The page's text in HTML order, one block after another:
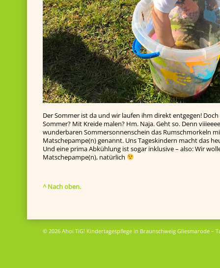
Der Sommer ist da und wir laufen ihm direkt entgegen!
Sommer? Mit Kreide malen? Hm. Naja. Geht so. Denn
wunderbaren Sommersonnenschein das Rumschmorkeln
Matschepampe(n) genannt. Uns Tageskindern macht das
Und eine prima Abkühlung ist sogar inklusive – also: Wir
Matschepampe(n), natürlich
^ Nach oben.
© 2026 Ahoi TiG! Kindertagespflege in Braunschweig Gliesmarode –